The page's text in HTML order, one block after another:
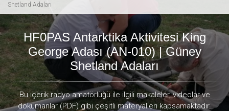
Shetland Adaları
HF0PAS Antarktika Aktivitesi King
George Adası (AN-010) | Güney
Shetland Adaları
Bu içerik radyo amatörlüğü ile ilgili makaleler, videolar ve
dökümanlar (PDF) gibi çeşitli materyalleri kapsamaktadır.